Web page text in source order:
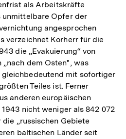
als Arbeitskräfte
unmittelbare Opfer der
angesprochen
verzeichnet Korherr für die
die „Evakuierung“ von
„nach dem Osten", was
mit sofortiger
Teiles ist. Ferner
anderen europäischen
1943 nicht weniger als 842 072
„russischen Gebiete
baltischen Länder seit